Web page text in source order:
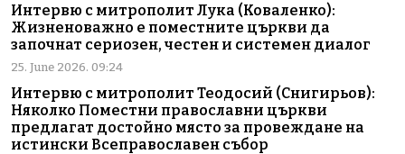
Интервю с митрополит Лука (Коваленко):
Жизненоважно е поместните църкви да
започнат сериозен, честен и системен диалог
25. June 2026. 09:24
Интервю с митрополит Теодосий (Снигирьов):
Няколко Поместни православни църкви
предлагат достойно място за провеждане на
истински Всеправославен събор